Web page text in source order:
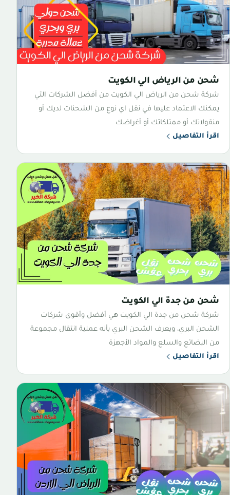
شحن من الرياض الي الكويت
شركة شحن من الرياض الي الكويت من أفضل الشركات التي
يمكنك الاعتماد عليها في نقل اي نوع من الشحنات لديك أو
منقولاتك أو ممتلكاتك أو أغراضك
اقرأ التفاصيل
شحن من جدة الي الكويت
شركة شحن من جدة الي الكويت هي أفضل وأقوى شركات
الشحن البري، ويعرف الشحن البري بأنه عملية انتقال مجموعة
من البضائع والسلع والمواد الأجهزة
اقرأ التفاصيل